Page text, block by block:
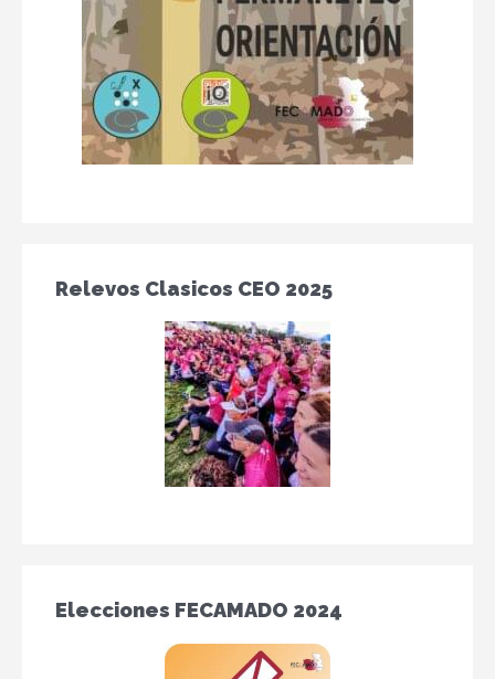
Relevos Clasicos CEO 2025
Elecciones FECAMADO 2024